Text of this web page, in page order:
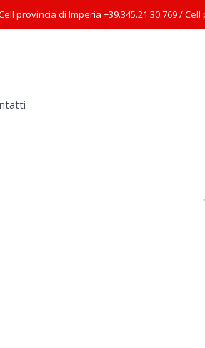
provincia di Imperia +39.345.21.30.769 /